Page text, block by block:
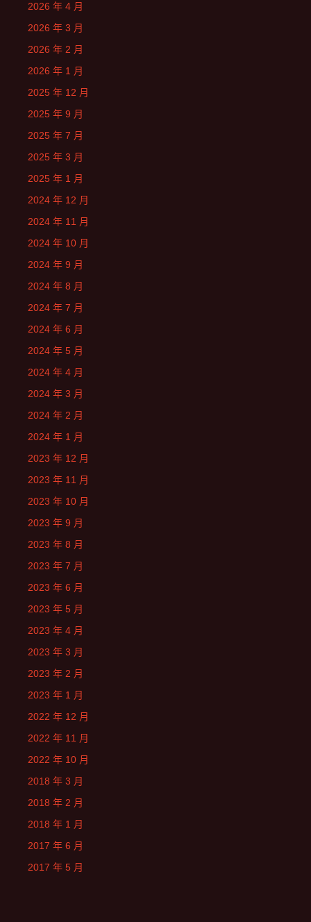
2026 年 4 月
2026 年 3 月
2026 年 2 月
2026 年 1 月
2025 年 12 月
2025 年 9 月
2025 年 7 月
2025 年 3 月
2025 年 1 月
2024 年 12 月
2024 年 11 月
2024 年 10 月
2024 年 9 月
2024 年 8 月
2024 年 7 月
2024 年 6 月
2024 年 5 月
2024 年 4 月
2024 年 3 月
2024 年 2 月
2024 年 1 月
2023 年 12 月
2023 年 11 月
2023 年 10 月
2023 年 9 月
2023 年 8 月
2023 年 7 月
2023 年 6 月
2023 年 5 月
2023 年 4 月
2023 年 3 月
2023 年 2 月
2023 年 1 月
2022 年 12 月
2022 年 11 月
2022 年 10 月
2018 年 3 月
2018 年 2 月
2018 年 1 月
2017 年 6 月
2017 年 5 月